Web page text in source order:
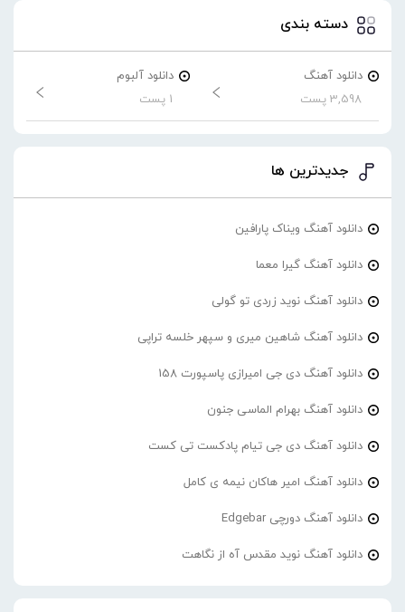
دسته بندی
دانلود آهنگ
3,598 پست
دانلود آلبوم
1 پست
جدیدترین ها
دانلود آهنگ ویناک پارافین
دانلود آهنگ گیرا معما
دانلود آهنگ نوید زردی تو گولی
دانلود آهنگ شاهین میری و سپهر خلسه تراپی
دانلود آهنگ دی جی امیرازی پاسپورت 158
دانلود آهنگ بهرام الماسی جنون
دانلود آهنگ دی جی تیام پادکست تی کست
دانلود آهنگ امیر هاکان نیمه ی کامل
دانلود آهنگ دورچی Edgebar
دانلود آهنگ نوید مقدس آه از نگاهت